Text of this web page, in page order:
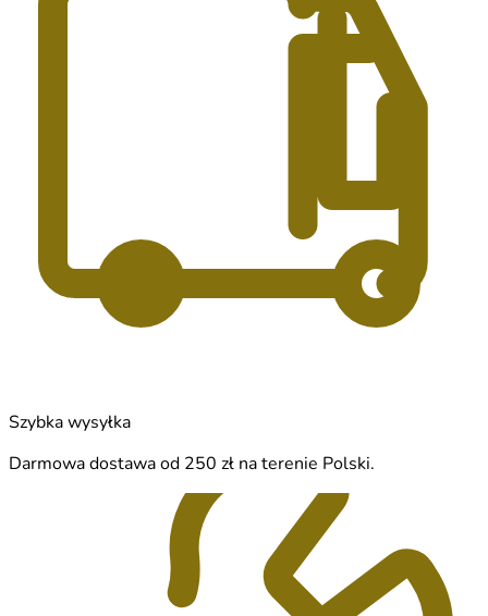
Szybka wysyłka
Darmowa dostawa od 250 zł na terenie Polski.